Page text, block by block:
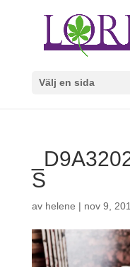
Välj en sida
S
av helene | nov 9,